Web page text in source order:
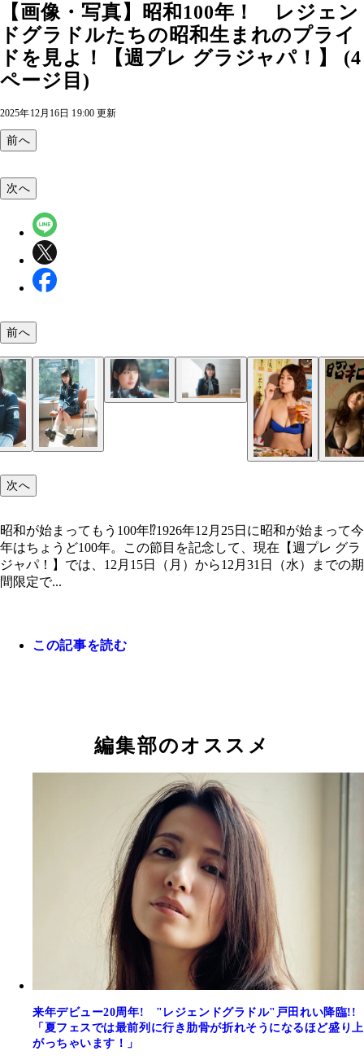
【画像・写真】昭和100年！ レジェン
ドグラドルたちの昭和生まれのプライ
ドを見よ！【週プレ グラジャパ！】 (4
ページ目)
2025年12月16日 19:00 更新
前へ
花井美理デジタル写真集『レジェンドの帰還』／
小塚毅之
戸田れいデジタル写真集『甘い夢のように』／撮
村和孝
中村静香デジタル写真集『会社の先輩とふたりっ
で』／撮影：岡本武志
中村静香デジタル写真集『会社の先輩とふたりっ
で』／撮影：岡本武志
熊田曜子デジタル写真集『昭和に生まれて』／撮
藤裕之
熊田曜子デジタル写真集『昭和に生まれて』／撮
藤裕之
次へ
前へ
次へ
昭和が始まってもう100年⁉1926年12月25日に昭和が始まって今
年はちょうど100年。この節目を記念して、現在【週プレ グラ
ジャパ！】では、12月15日（月）から12月31日（水）までの期
間限定で...
この記事を読む
編集部のオススメ
来年デビュー20周年! "レジェンドグラドル"戸田れい降臨!!
「夏フェスでは最前列に行き肋骨が折れそうになるほど盛り上
がっちゃいます！」